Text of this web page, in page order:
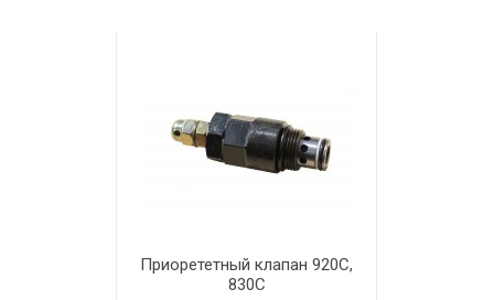
Приорететный клапан 920С,
830С